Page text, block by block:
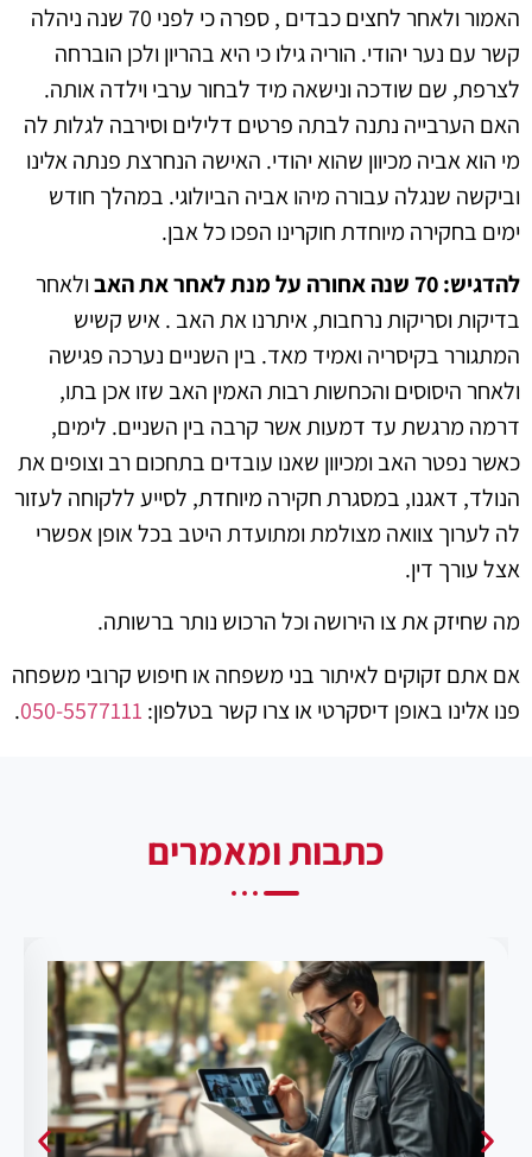
האמור ולאחר לחצים כבדים , ספרה כי לפני 70 שנה ניהלה
קשר עם נער יהודי. הוריה גילו כי היא בהריון ולכן הוברחה
לצרפת, שם שודכה ונישאה מיד לבחור ערבי וילדה אותה.
האם הערבייה נתנה לבתה פרטים דלילים וסירבה לגלות לה
מי הוא אביה מכיוון שהוא יהודי. האישה הנחרצת פנתה אלינו
וביקשה שנגלה עבורה מיהו אביה הביולוגי. במהלך חודש
ימים בחקירה מיוחדת חוקרינו הפכו כל אבן.
להדגיש: 70 שנה אחורה על מנת לאחר את האב
ולאחר
בדיקות וסריקות נרחבות, איתרנו את האב . איש קשיש
המתגורר בקיסריה ואמיד מאד. בין השניים נערכה פגישה
ולאחר היסוסים והכחשות רבות האמין האב שזו אכן בתו,
דרמה מרגשת עד דמעות אשר קרבה בין השניים. לימים,
כאשר נפטר האב ומכיוון שאנו עובדים בתחכום רב וצופים את
הנולד, דאגנו, במסגרת חקירה מיוחדת, לסייע ללקוחה לעזור
לה לערוך צוואה מצולמת ומתועדת היטב בכל אופן אפשרי
אצל עורך דין.
מה שחיזק את צו הירושה וכל הרכוש נותר ברשותה.
אם אתם זקוקים לאיתור בני משפחה או חיפוש קרובי משפחה
פנו אלינו באופן דיסקרטי או צרו קשר בטלפון: 050-5577111
.
כתבות ומאמרים